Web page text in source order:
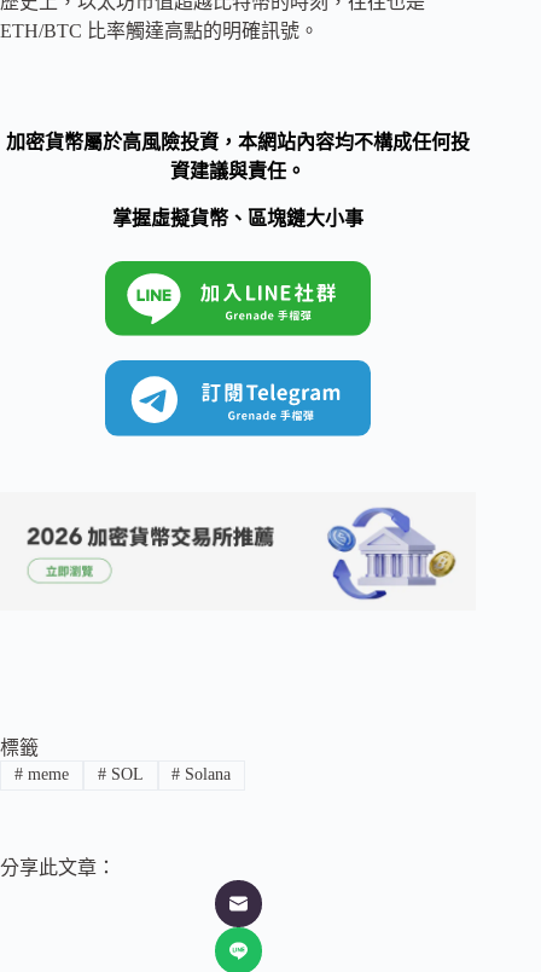
ETH/BTC 比率觸達高點的明確訊號。
加密貨幣屬於高風險投資，本網站內容均不構成任何投
資建議與責任。
掌握虛擬貨幣、區塊鏈大小事
標籤
#meme #SOL # Solana
分享此文章：